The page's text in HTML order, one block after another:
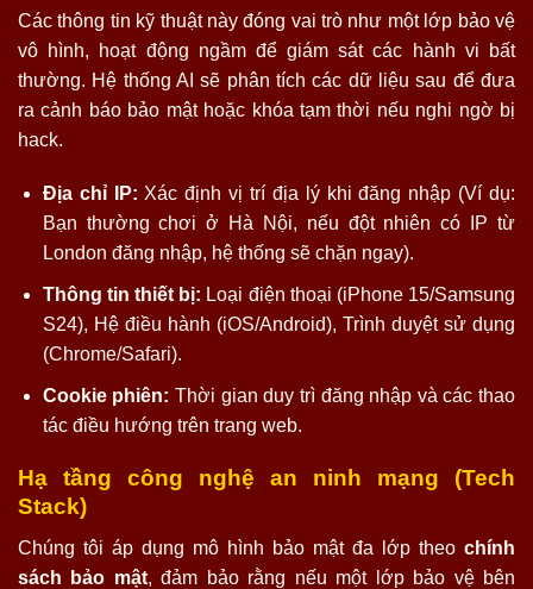
Các thông tin kỹ thuật này đóng vai trò như một lớp bảo vệ
vô hình, hoạt động ngầm để giám sát các hành vi bất
thường. Hệ thống AI sẽ phân tích các dữ liệu sau để đưa
ra cảnh báo bảo mật hoặc khóa tạm thời nếu nghi ngờ bị
hack.
Địa chỉ IP: Xác định vị trí địa lý khi đăng nhập (Ví dụ:
Bạn thường chơi ở Hà Nội, nếu đột nhiên có IP từ
London đăng nhập, hệ thống sẽ chặn ngay).
Thông tin thiết bị: Loại điện thoại (iPhone 15/Samsung
S24), Hệ điều hành (iOS/Android), Trình duyệt sử dụng
(Chrome/Safari).
Cookie phiên: Thời gian duy trì đăng nhập và các thao
tác điều hướng trên trang web.
Hạ tầng công nghệ an ninh mạng (Tech
Stack)
Chúng tôi áp dụng mô hình bảo mật đa lớp theo chính
sách bảo mật, đảm bảo rằng nếu một lớp bảo vệ bên